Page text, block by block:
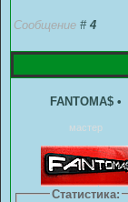
Сообщение # 4
FANTOMA$ •
мастер
Статистика: